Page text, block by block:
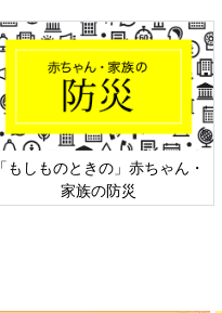
「もしものときの」赤ちゃん・
家族の防災